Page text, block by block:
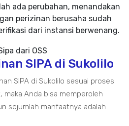
ada perubahan, menandakan
perizinan berusaha sudah
dari instansi berwenang.
SIPA di Sukolilo
SIPA di Sukolilo sesuai proses
Anda bisa memperoleh
sejumlah manfaatnya adalah